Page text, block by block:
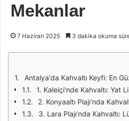
Mekanlar
7 Haziran 2025 3 dakika okuma
Antalya'da Kahvaltı Keyfi: En
1. Kaleiçi'nde Kahvaltı: Yat
2. Konyaaltı Plajı’nda
3. Lara Plajı’nda Kahvaltı: